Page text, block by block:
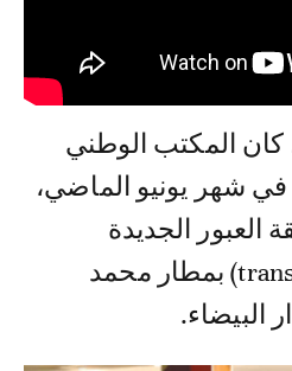
المكتب الوطني
شهر يونيو الماضي،
الجديدة
للمواصلة الدولية (transit) بمطار محمد
البيضاء.